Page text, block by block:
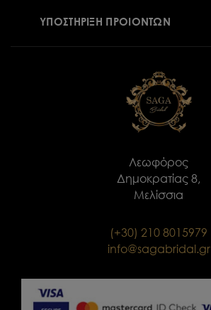
ΥΠΟΣΤΗΡΙΞΗ ΠΡΟΙΟΝΤΩΝ
Λεωφόρος
Δημοκρατίας 8,
Μελίσσια
(+30) 210 8015979
info@sagabridal.gr